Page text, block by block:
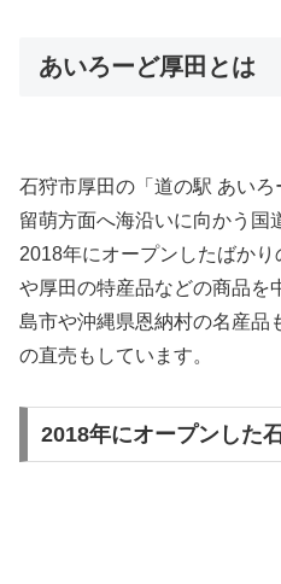
あいろーど厚田とは
石狩市厚田の「道の駅 あい
留萌方面へ海沿いに向かう国
2018年にオープンしたばか
や厚田の特産品などの商品を
島市や沖縄県恩納村の名産品
の直売もしています。
2018年にオープンした